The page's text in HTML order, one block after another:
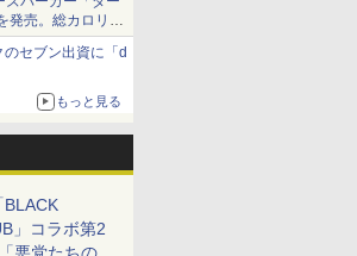
発売。総カロリー
セブン出資に「d
もっと見る
」コラボ第2